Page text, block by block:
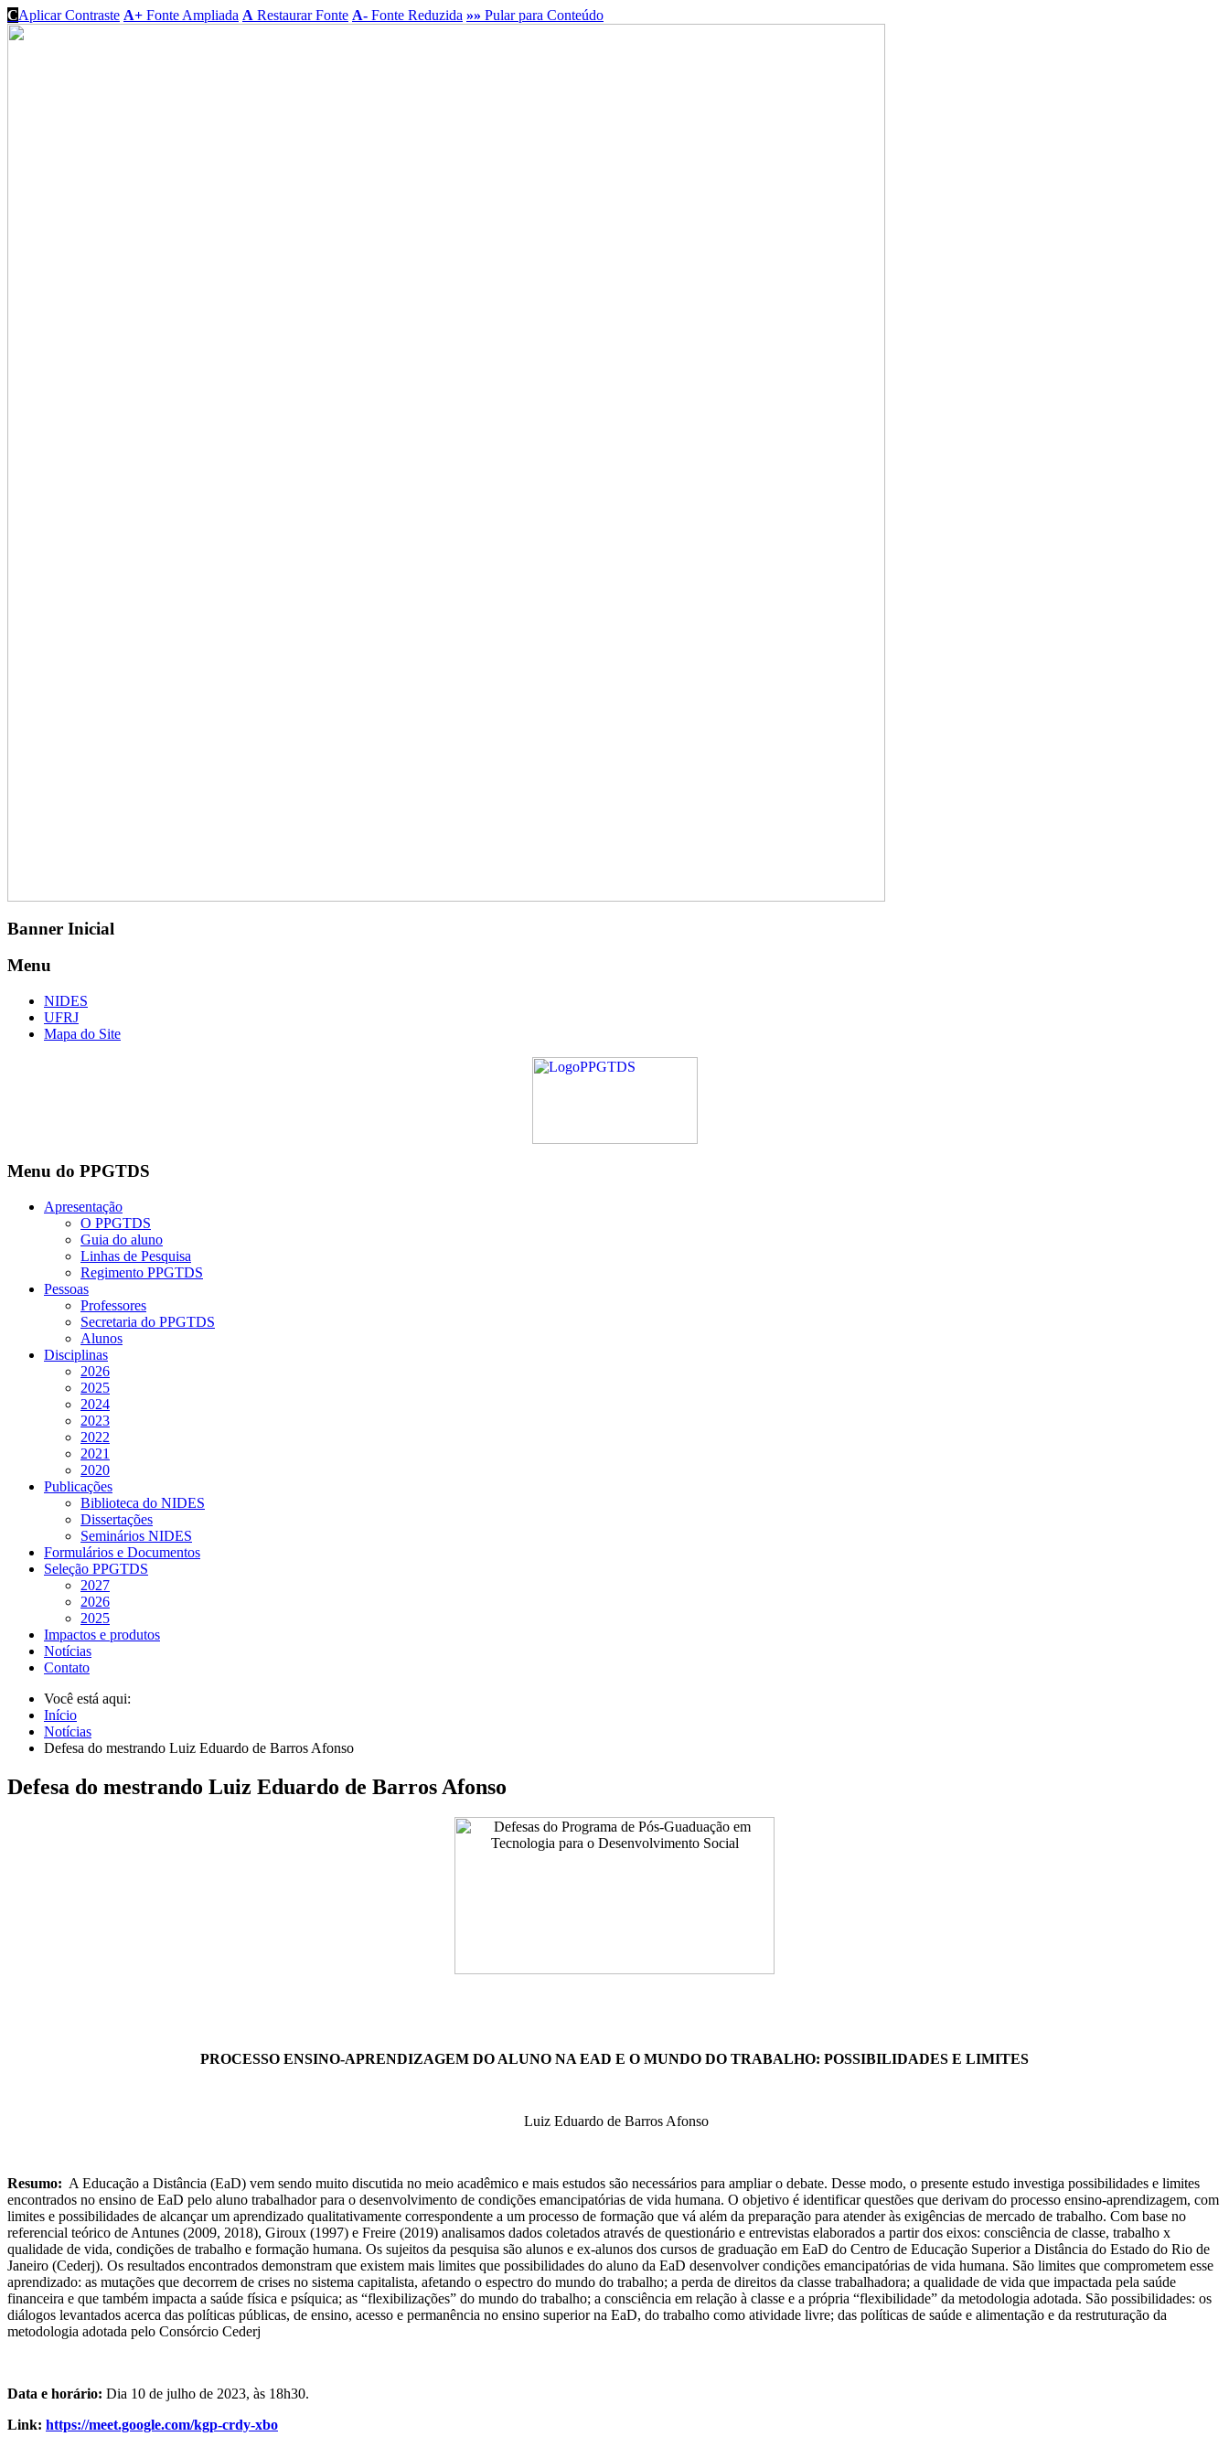
CAplicar Contraste A+ Fonte Ampliada A Restaurar Fonte A- Fonte Reduzida »» Pular para Conteúdo
Banner Inicial
Menu
NIDES
UFRJ
Mapa do Site
Menu do PPGTDS
Apresentação
O PPGTDS
Guia do aluno
Linhas de Pesquisa
Regimento PPGTDS
Pessoas
Professores
Secretaria do PPGTDS
Alunos
Disciplinas
2026
2025
2024
2023
2022
2021
2020
Publicações
Biblioteca do NIDES
Dissertações
Seminários NIDES
Formulários e Documentos
Seleção PPGTDS
2027
2026
2025
Impactos e produtos
Notícias
Contato
Você está aqui:
Início
Notícias
Defesa do mestrando Luiz Eduardo de Barros Afonso
Defesa do mestrando Luiz Eduardo de Barros Afonso
PROCESSO ENSINO-APRENDIZAGEM DO ALUNO NA EAD E O MUNDO DO TRABALHO: POSSIBILIDADES E LIMITES
Luiz Eduardo de Barros Afonso
Resumo: A Educação a Distância (EaD) vem sendo muito discutida no meio acadêmico e mais estudos são necessários para ampliar o debate. Desse modo, o presente estudo investiga possibilidades e limites
encontrados no ensino de EaD pelo aluno trabalhador para o desenvolvimento de condições emancipatórias de vida humana. O objetivo é identificar questões que derivam do processo ensino-aprendizagem, com
limites e possibilidades de alcançar um aprendizado qualitativamente correspondente a um processo de formação que vá além da preparação para atender às exigências de mercado de trabalho. Com base no
referencial teórico de Antunes (2009, 2018), Giroux (1997) e Freire (2019) analisamos dados coletados através de questionário e entrevistas elaborados a partir dos eixos: consciência de classe, trabalho x
qualidade de vida, condições de trabalho e formação humana. Os sujeitos da pesquisa são alunos e ex-alunos dos cursos de graduação em EaD do Centro de Educação Superior a Distância do Estado do Rio de
Janeiro (Cederj). Os resultados encontrados demonstram que existem mais limites que possibilidades do aluno da EaD desenvolver condições emancipatórias de vida humana. São limites que comprometem esse
aprendizado: as mutações que decorrem de crises no sistema capitalista, afetando o espectro do mundo do trabalho; a perda de direitos da classe trabalhadora; a qualidade de vida que impactada pela saúde
financeira e que também impacta a saúde física e psíquica; as “flexibilizações” do mundo do trabalho; a consciência em relação à classe e a própria “flexibilidade” da metodologia adotada. São possibilidades: os
diálogos levantados acerca das políticas públicas, de ensino, acesso e permanência no ensino superior na EaD, do trabalho como atividade livre; das políticas de saúde e alimentação e da restruturação da
metodologia adotada pelo Consórcio Cederj
Data e horário: Dia 10 de julho de 2023, às 18h30.
Link: https://meet.google.com/kgp-crdy-xbo